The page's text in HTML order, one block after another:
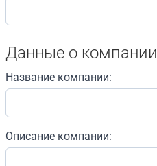
Данные о компании
Название компании:
Описание компании: